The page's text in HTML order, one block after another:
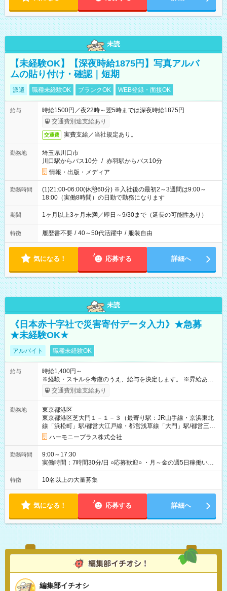
未読
【未経験OK】【深夜時給1875円】写真アルバ
ムの貼り付け・確認｜短期
派遣 職種未経験OK ブランクOK WEB登録・面接OK
給与
時給1500円／夜22時～翌5時までは深夜時給1875円
交通費別途支給あり
交通費 実費支給／当社規定あり。
勤務地
埼玉県川口市
川口駅からバス10分 / 赤羽駅からバス10分
情報・出版・メディア
勤務時間
(1)21:00-06:00(休憩60分) ※入社後の最初2～3週間は9:00～
18:00（実働8時間）の日勤で勤務になります
期間 1ヶ月以上3ヶ月未満／即日～9/30まで（延長の可能性あり）
特徴 履歴書不要 / 40～50代活躍中 / 服装自由
気になる！ 応募する 詳細へ
未読
《日本赤十字社で災害寄付データ入力》★急募
★未経験OK★
アルバイト 職種未経験OK
給与
時給1,400円～
※経験・スキルを考慮のうえ、給与を決定します。 ※昇給あり
（勤務実績・評価による） ※残業が発生した場合は、時間外手
当を全額支給します。 ※交通費支給（月額上限50,000円／当社
間中も給与・待遇に変更はありません。 【試用期間】試用期間
あり 試用期間の長さ：1ヶ月 雇用形態、給与は本採用時と同じ
です。 試用期間中は、健康保険などの福利厚生の一部が制限さ
れる可能性があります。
交通費別途支給あり
勤務地
東京都港区
東京都港区芝大門１－１－３（最寄り駅：JR山手線・京浜東北
線「浜松町」駅/都営大江戸線・都営浅草線「⼤⾨」駅/都営三田
線「御成⾨」駅）
ハーモニープラス株式会社
勤務時間
9:00～17:30
実働時間：7時間30分/日 ○応募歓迎○ ・月～金の週5日稼働いた
だける方 ・実働時間：7.5時間（休憩1時間）
特徴 10名以上の大量募集
気になる！ 応募する 詳細へ
編集部イチオシ